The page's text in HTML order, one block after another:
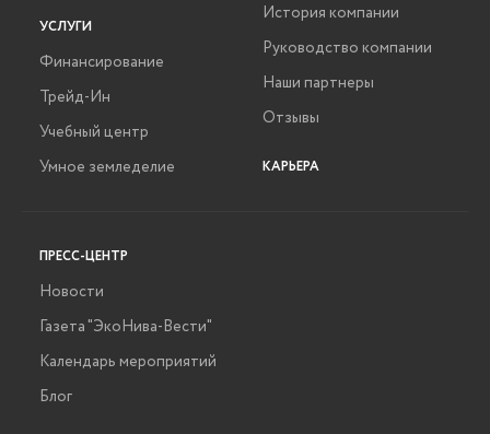
УСЛУГИ
Финансирование
Трейд-Ин
Учебный центр
Умное земледелие
История компании
Руководство компании
Наши партнеры
Отзывы
КАРЬЕРА
ПРЕСС-ЦЕНТР
Новости
Газета "ЭкоНива-Вести"
Календарь мероприятий
Блог